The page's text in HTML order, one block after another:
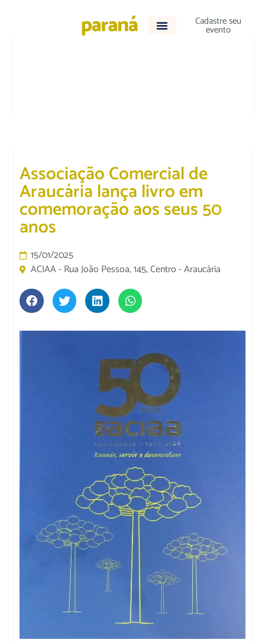
Cadastre seu
evento
Associação Comercial de
Araucária lança livro em
comemoração aos seus 50
anos
15/01/2025
ACIAA - Rua João Pessoa, 145, Centro - Araucária